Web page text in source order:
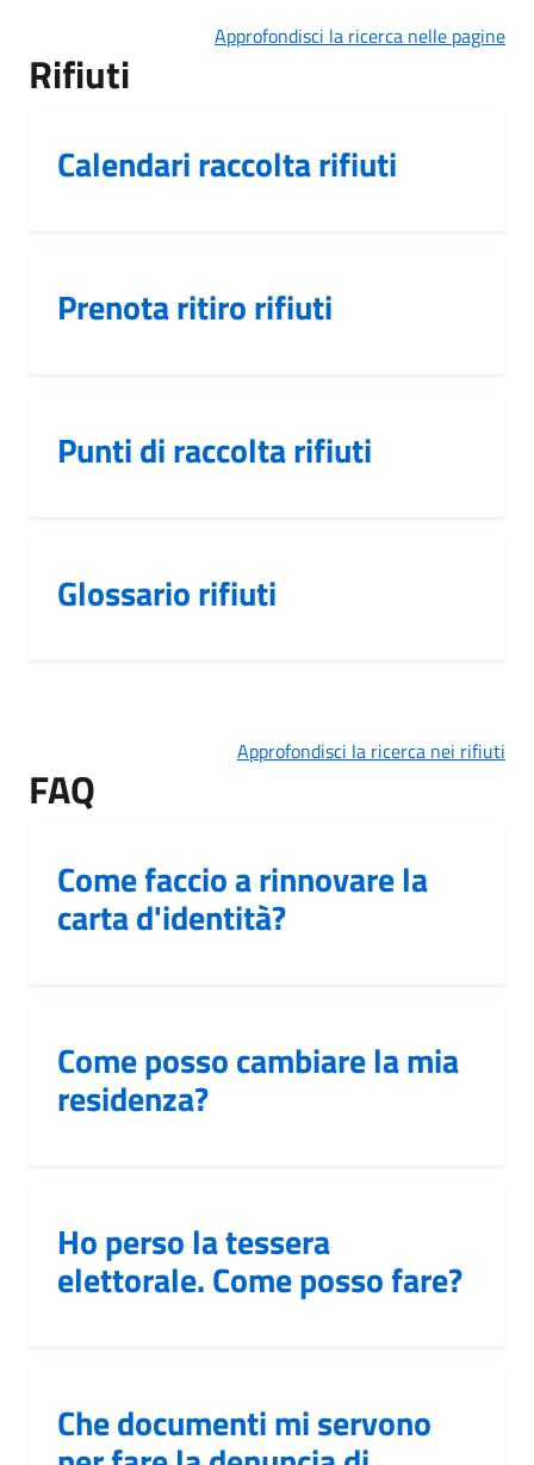
Approfondisci la ricerca nelle pagine
Rifiuti
Calendari raccolta rifiuti
Prenota ritiro rifiuti
Punti di raccolta rifiuti
Glossario rifiuti
Approfondisci la ricerca nei rifiuti
FAQ
Come faccio a rinnovare la
carta d'identità?
Come posso cambiare la mia
residenza?
Ho perso la tessera
elettorale. Come posso fare?
Che documenti mi servono